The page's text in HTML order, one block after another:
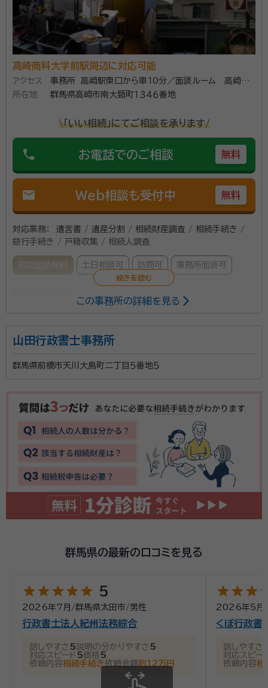
行政書士しもじ法務事務所へどうぞ。 ご家族に最後の
想いを伝えるために遺言書の作成を検討してみてはい
かがでしょうか お客様の想い、希望をお聞かせくださ
い その想い希望を込めた遺言書を作成致します。 私
は、お客様に寄り添う街の法律家として遺言書で皆様の
想いを形にします。 初回相談無料ですので、お気軽にお
資格等：行政書士
高崎商科大学前駅周辺に対応可能
アクセス
事務所 高崎駅東口から車10分／面談ルーム 高崎駅
西口駅前 徒歩1分
所在地 群馬県高崎市南大類町１３４６番地
\「いい相続」にてご相談を承ります/
phone お電話でのご相談 無料
mail Web相談も受付中 無料
対応業務：
遺言書 / 遺産分割 / 相続財産調査 / 相続手続き /
銀行手続き / 戸籍収集 / 相続人調査
初回面談無料 土日相談可 訪問可 事務所面談可
卒業 ■1975年4月 サンヨー食品(株)入社 本社経理
東京支店・仙台支店・北関東支 店・長野営
にてパソコン研修 （7月、Microsoft社Excel Specialist認定取
得） ■2007年9月 群馬県行政書士会登録 ■2007年10月 行政書
士事務所開業 ■2008年3月 申請取次資格取得（法務大臣許可）
事務所口コミ（抜粋）：
食品メーカーに32年間勤務した後、行政書士としての
キャリアを歩み始めました。 『あの行政書士に頼めば、何
でも対応して解決してくれる』という信頼感と期待感を
持ってもらえる行政書士になる事が目標です。 ベテラン
行政書士が、高崎市を中心に群馬県全域の相続手続き
に素早く対応いたします。難しくて、めんどうくさい書類
行政書士
所属団体：群馬県行政書士会 （一社）高崎法人会
この事務所の詳細を見る
山田行政書士事務所
群馬県前橋市天川大島町二丁目５番地５
群馬県の最新の口コミを見る
starstarstarstarstar 5
2026年7月 /群馬県太田市/男性
行政書士法人紀州法務綜合
話しやすさ 5説明の分かりやすさ 5
対応スピード 5価格 5
依頼内容相続手続き依頼金額約12万円
starstarstar
2026年5月
くぼ行政書
話しやすさ
対応スピー
依頼内容相